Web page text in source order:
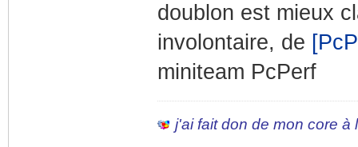
doublon est mieux
involontaire, de
miniteam PcPerf
j'ai fait don de mon core à